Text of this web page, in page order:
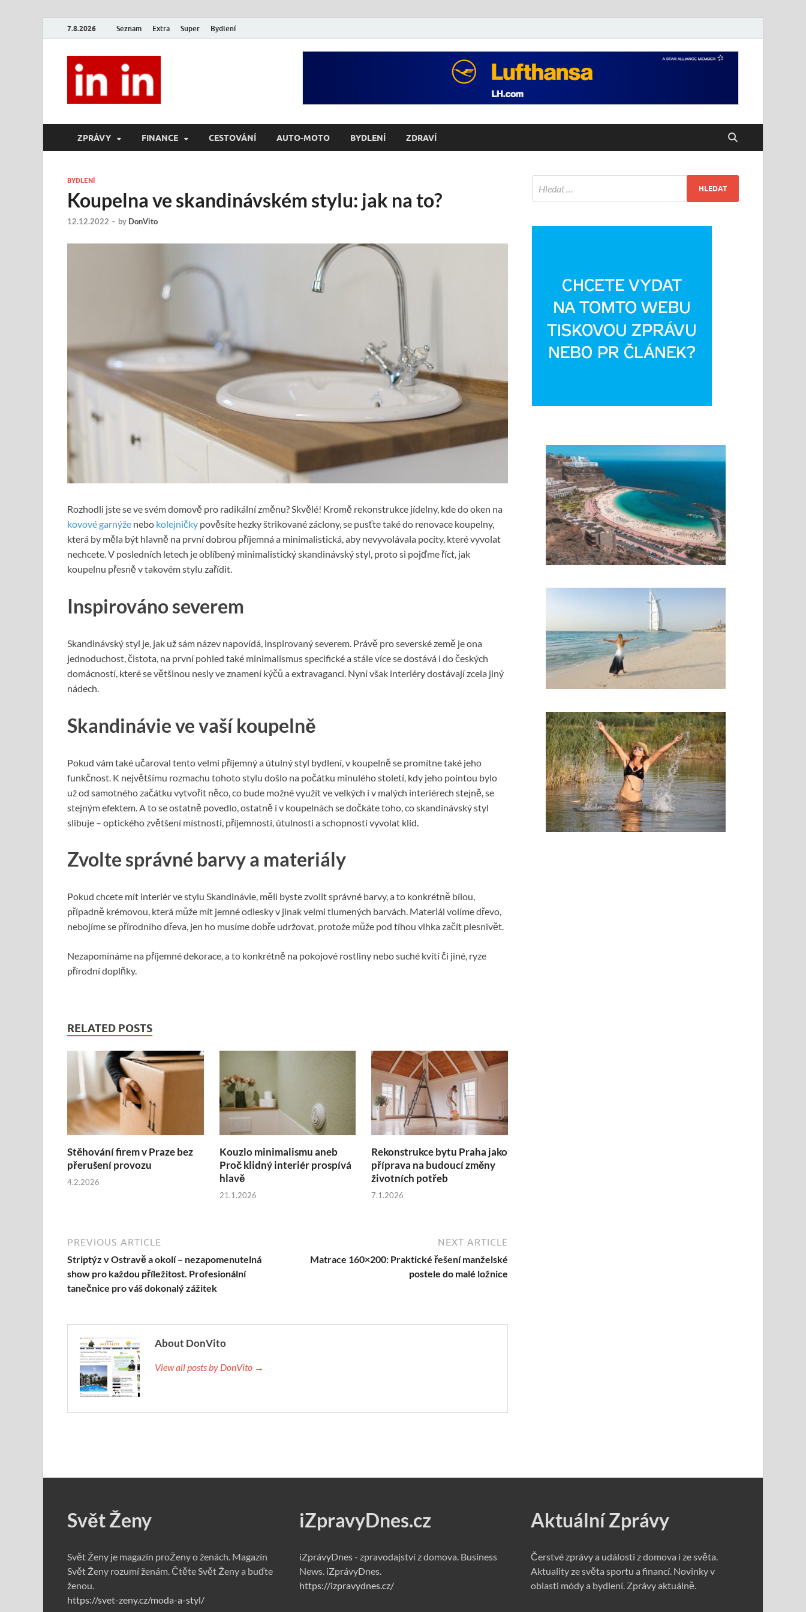
7.8.2026 Seznam Extra Super Bydlení
ZPRÁVY FINANCE CESTOVÁNÍ AUTO-MOTO BYDLENÍ ZDRAVÍ
BYDLENÍ
Koupelna ve skandinávském stylu: jak na to?
12.12.2022 - by DonVito
Rozhodli jste se ve svém domově pro radikální změnu? Skvělé! Kromě rekonstrukce jídelny, kde do oken na
kovové garnýže nebo kolejničky pověsíte hezky štrikované záclony, se pusťte také do renovace koupelny,
která by měla být hlavně na první dobrou příjemná a minimalistická, aby nevyvolávala pocity, které vyvolat
nechcete. V posledních letech je oblíbený minimalistický skandinávský styl, proto si pojďme říct, jak
koupelnu přesně v takovém stylu zařídit.
Inspirováno severem
Skandinávský styl je, jak už sám název napovídá, inspirovaný severem. Právě pro severské země je ona
jednoduchost, čistota, na první pohled také minimalismus specifické a stále více se dostává i do českých
domácností, které se většinou nesly ve znamení kýčů a extravagancí. Nyní však interiéry dostávají zcela jiný
nádech.
Skandinávie ve vaší koupelně
Pokud vám také učaroval tento velmi příjemný a útulný styl bydlení, v koupelně se promítne také jeho
funkčnost. K největšímu rozmachu tohoto stylu došlo na počátku minulého století, kdy jeho pointou bylo
už od samotného začátku vytvořit něco, co bude možné využít ve velkých i v malých interiérech stejně, se
stejným efektem. A to se ostatně povedlo, ostatně i v koupelnách se dočkáte toho, co skandinávský styl
slibuje – optického zvětšení místnosti, příjemnosti, útulnosti a schopnosti vyvolat klid.
Zvolte správné barvy a materiály
Pokud chcete mít interiér ve stylu Skandinávie, měli byste zvolit správné barvy, a to konkrétně bílou,
případně krémovou, která může mít jemné odlesky v jinak velmi tlumených barvách. Materiál volíme dřevo,
nebojíme se přírodního dřeva, jen ho musíme dobře udržovat, protože může pod tíhou vlhka začít plesnivět.
Nezapomínáme na příjemné dekorace, a to konkrétně na pokojové rostliny nebo suché kvítí či jiné, ryze
přírodní doplňky.
RELATED POSTS
Stěhování firem v Praze bez
přerušení provozu
4.2.2026
Kouzlo minimalismu aneb
Proč klidný interiér prospívá
hlavě
21.1.2026
Rekonstrukce bytu Praha jako
příprava na budoucí změny
životních potřeb
7.1.2026
PREVIOUS ARTICLE
Striptýz v Ostravě a okolí – nezapomenutelná
show pro každou příležitost. Profesionální
tanečnice pro váš dokonalý zážitek
NEXT ARTICLE
Matrace 160×200: Praktické řešení manželské
postele do malé ložnice
About DonVito
View all posts by DonVito →
Svět Ženy
Svět Ženy je magazín proŽeny o ženách. Magazín
Svět Ženy rozumí ženám. Čtěte Svět Ženy a buďte
ženou.
https://svet-zeny.cz/moda-a-styl/
iZpravyDnes.cz
iZprávyDnes - zpravodajství z domova. Business
News. iZprávyDnes.
https://izpravydnes.cz/
Aktuální Zprávy
Čerstvé zprávy a události z domova i ze světa.
Aktuality ze světa sportu a financí. Novinky v
oblasti módy a bydlení. Zprávy aktuálně.